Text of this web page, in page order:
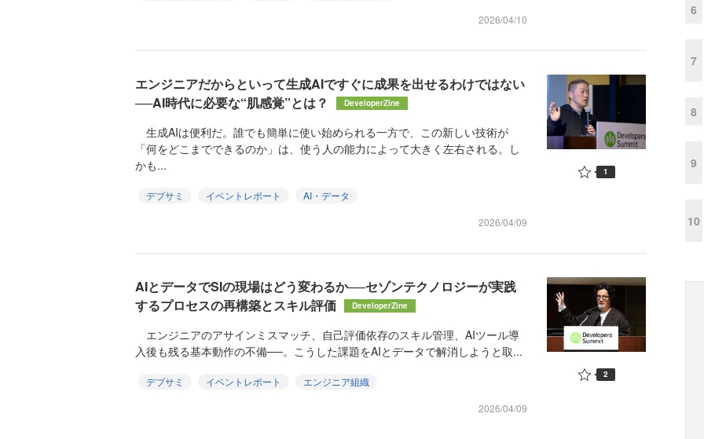
2026/04/10
エンジニアだからといって生成AIですぐに成果を出せるわけではない
──AI時代に必要な“肌感覚”とは？
DeveloperZine
生成AIは便利だ。誰でも簡単に使い始められる一方で、この新しい技術が
「何をどこまでできるのか」は、使う人の能力によって大きく左右される。し
かも...
デブサミ イベントレポート
AI・データ
2026/04/09
1
AIとデータでSIの現場はどう変わるか──セゾンテクノロジーが実践
するプロセスの再構築とスキル評価
DeveloperZine
エンジニアのアサインミスマッチ、自己評価依存のスキル管理、AIツール導
入後も残る基本動作の不備──。こうした課題をAIとデータで解消しようと取...
デブサミ イベントレポート
エンジニア組織
2026/04/09
2
6
7
8
9
10